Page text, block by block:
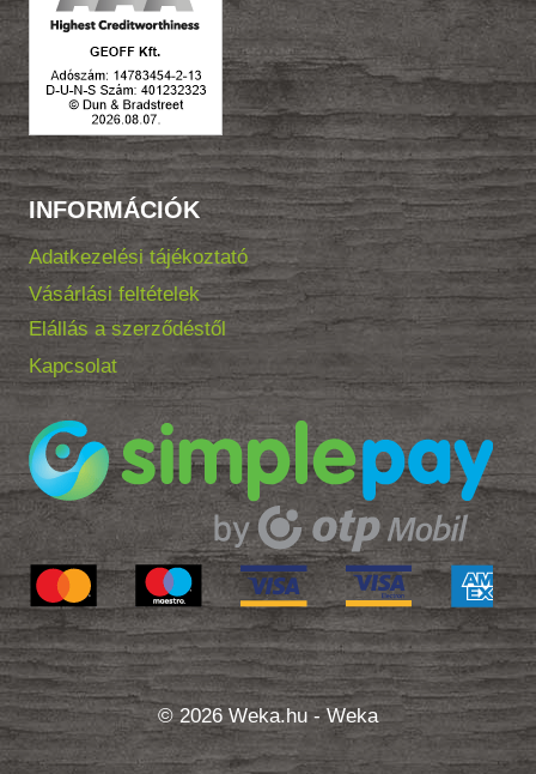
INFORMÁCIÓK
Adatkezelési tájékoztató
Vásárlási feltételek
Elállás a szerződéstől
Kapcsolat
© 2026 Weka.hu - Weka